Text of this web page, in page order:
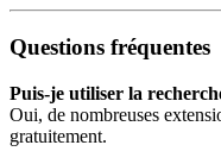
Questions fréquentes
Puis-je utiliser la
Oui, de nombreuses
gratuitement.